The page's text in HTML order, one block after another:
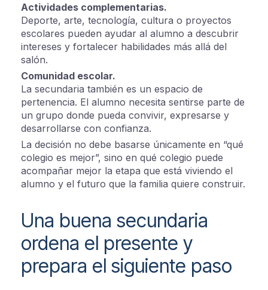
Actividades complementarias.
Deporte, arte, tecnología, cultura o proyectos
escolares pueden ayudar al alumno a descubrir
intereses y fortalecer habilidades más allá del
salón.
Comunidad escolar.
La secundaria también es un espacio de
pertenencia. El alumno necesita sentirse parte de
un grupo donde pueda convivir, expresarse y
desarrollarse con confianza.
La decisión no debe basarse únicamente en “qué
colegio es mejor”, sino en qué colegio puede
acompañar mejor la etapa que está viviendo el
alumno y el futuro que la familia quiere construir.
Una buena secundaria
ordena el presente y
prepara el siguiente paso